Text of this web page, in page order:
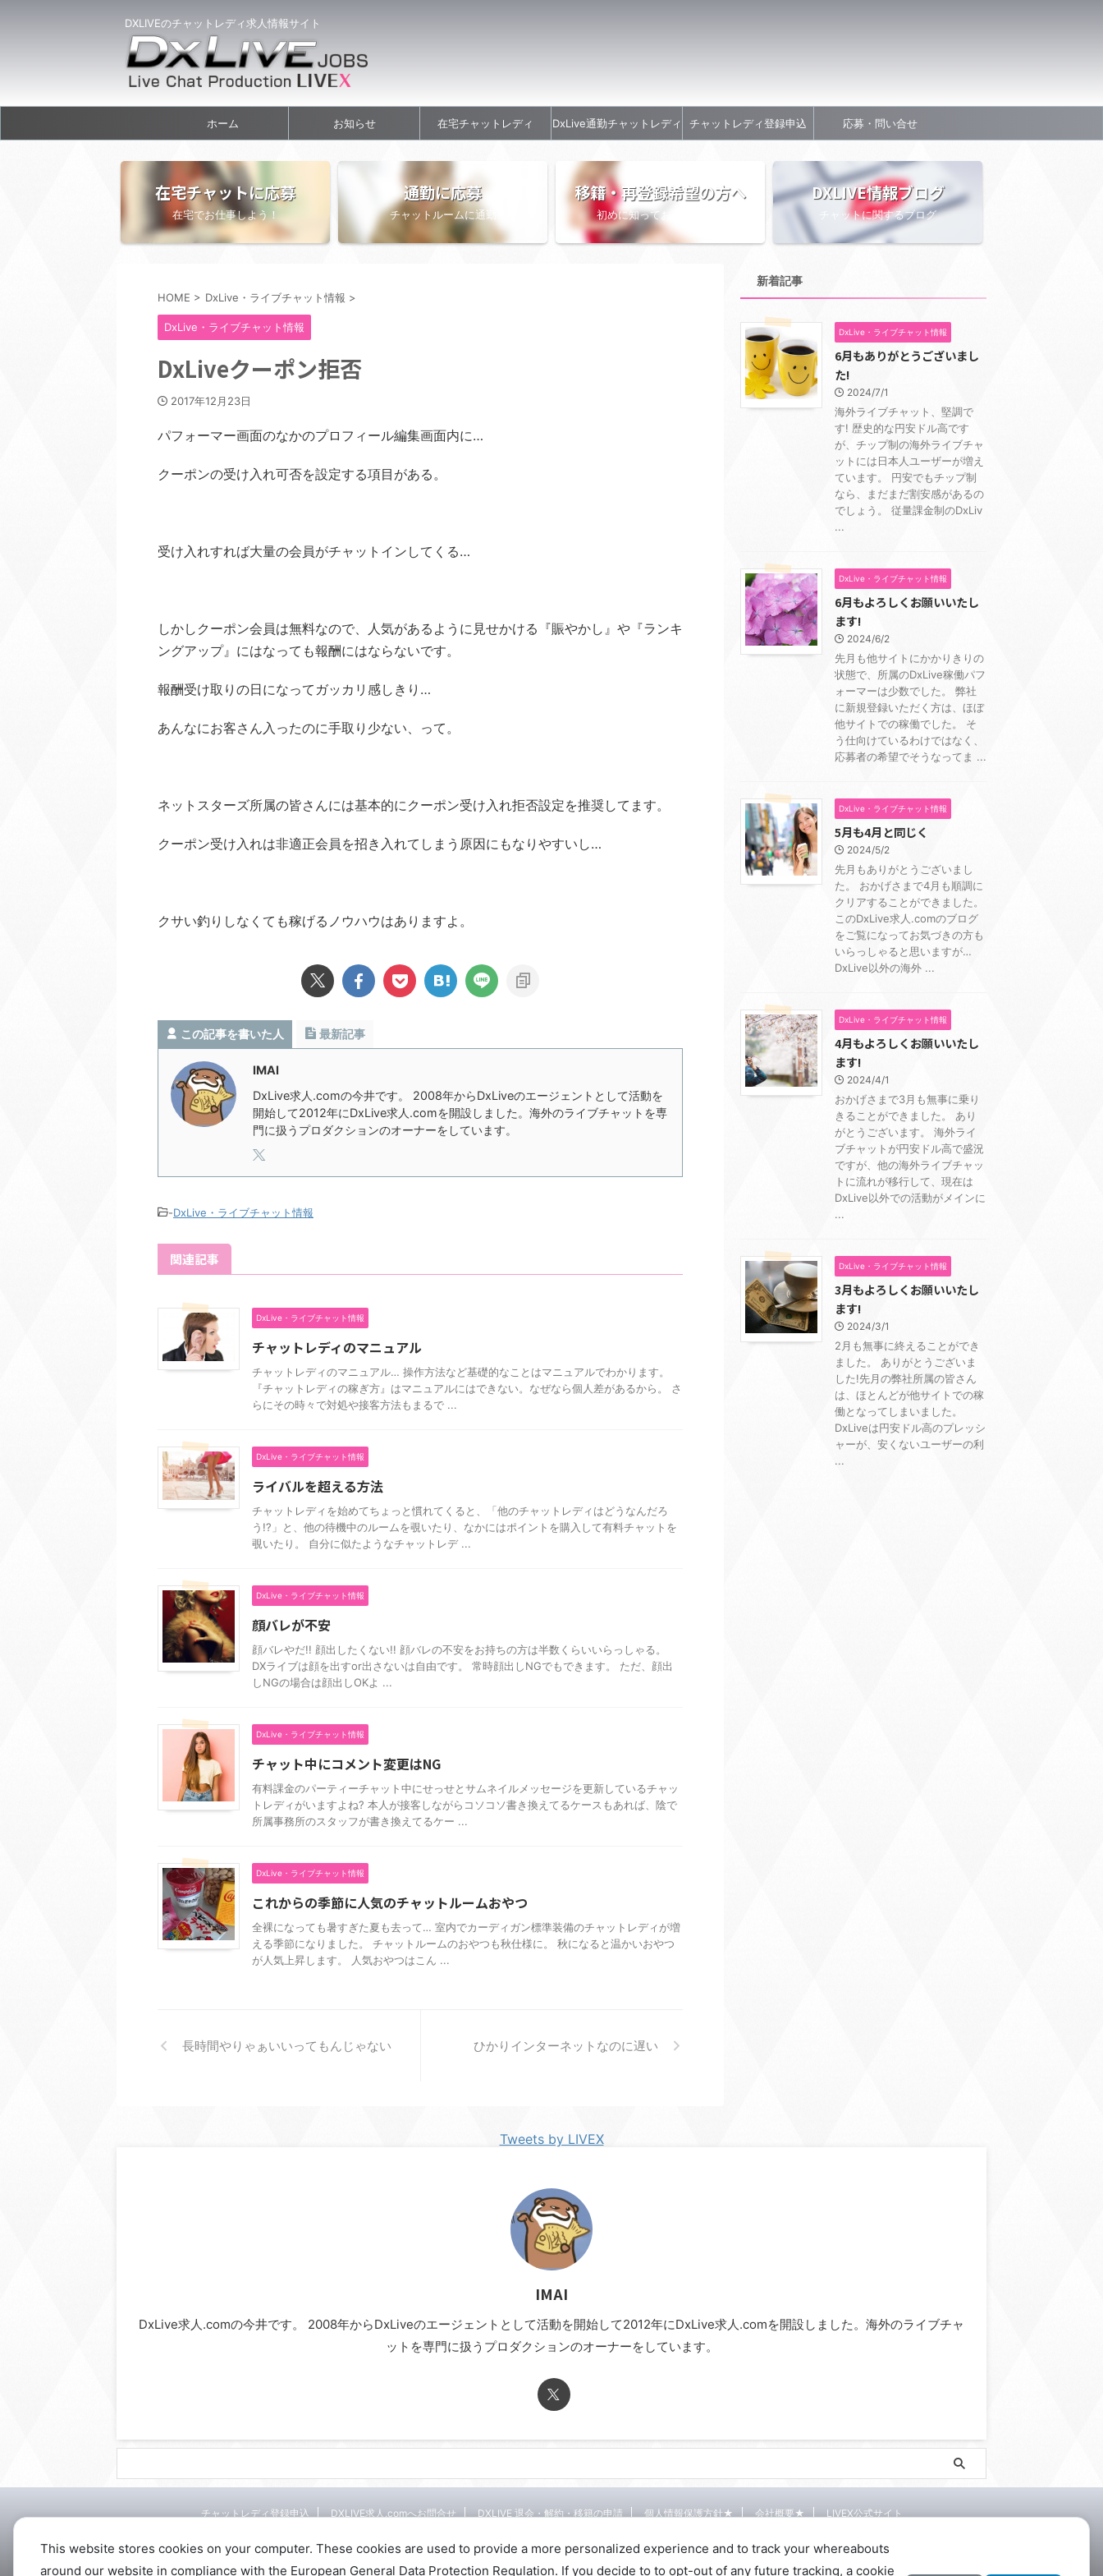
DXLIVEのチャットレディ求人情報サイト
ホーム お知らせ 在宅チャットレディ DxLive通勤チャットレディ チャットレディ登録申込 応募・問い合せ
在宅チャットに応募
在宅でお仕事しよう！
通勤に応募
チャットルームに通勤
移籍・再登録希望の方へ
初めに知っておきたい情報
DXLIVE情報ブログ
チャットに関するブログ
HOME > DxLive・ライブチャット情報 >
DxLive・ライブチャット情報
DxLiveクーポン拒否
2017年12月23日
パフォーマー画面のなかのプロフィール編集画面内に…
クーポンの受け入れ可否を設定する項目がある。
受け入れすれば大量の会員がチャットインしてくる…
しかしクーポン会員は無料なので、人気があるように見せかける『賑やかし』や『ランキ
ングアップ』にはなっても報酬にはならないです。
報酬受け取りの日になってガッカリ感しきり…
あんなにお客さん入ったのに手取り少ない、って。
ネットスターズ所属の皆さんには基本的にクーポン受け入れ拒否設定を推奨してます。
クーポン受け入れは非適正会員を招き入れてしまう原因にもなりやすいし…
クサい釣りしなくても稼げるノウハウはありますよ。
この記事を書いた人 最新記事
IMAI
DxLive求人.comの今井です。 2008年からDxLiveのエージェントとして活動を
開始して2012年にDxLive求人.comを開設しました。海外のライブチャットを専
門に扱うプロダクションのオーナーをしています。
-DxLive・ライブチャット情報
関連記事
DxLive・ライブチャット情報
チャットレディのマニュアル
チャットレディのマニュアル… 操作方法など基礎的なことはマニュアルでわかります。
『チャットレディの稼ぎ方』はマニュアルにはできない。なぜなら個人差があるから。 さ
らにその時々で対処や接客方法もまるで ...
DxLive・ライブチャット情報
ライバルを超える方法
チャットレディを始めてちょっと慣れてくると、「他のチャットレディはどうなんだろ
う!?」と、他の待機中のルームを覗いたり、なかにはポイントを購入して有料チャットを
覗いたり。 自分に似たようなチャットレデ ...
DxLive・ライブチャット情報
顔バレが不安
顔バレやだ!! 顔出したくない!! 顔バレの不安をお持ちの方は半数くらいいらっしゃる。
DXライブは顔を出すor出さないは自由です。 常時顔出しNGでもできます。 ただ、顔出
しNGの場合は顔出しOKよ ...
DxLive・ライブチャット情報
チャット中にコメント変更はNG
有料課金のパーティーチャット中にせっせとサムネイルメッセージを更新しているチャッ
トレディがいますよね? 本人が接客しながらコソコソ書き換えてるケースもあれば、陰で
所属事務所のスタッフが書き換えてるケー ...
DxLive・ライブチャット情報
これからの季節に人気のチャットルームおやつ
全裸になっても暑すぎた夏も去って… 室内でカーディガン標準装備のチャットレディが増
える季節になりました。 チャットルームのおやつも秋仕様に。 秋になると温かいおやつ
が人気上昇します。 人気おやつはこん ...
長時間やりゃぁいいってもんじゃない ひかりインターネットなのに遅い
新着記事
DxLive・ライブチャット情報
6月もありがとうございまし
た!
2024/7/1
海外ライブチャット、堅調で
す! 歴史的な円安ドル高です
が、チップ制の海外ライブチャ
ットには日本人ユーザーが増え
ています。 円安でもチップ制
なら、まだまだ割安感があるの
でしょう。 従量課金制のDxLiv
...
DxLive・ライブチャット情報
6月もよろしくお願いいたし
ます!
2024/6/2
先月も他サイトにかかりきりの
状態で、所属のDxLive稼働パフ
ォーマーは少数でした。 弊社
に新規登録いただく方は、ほぼ
他サイトでの稼働でした。 そ
う仕向けているわけではなく、
応募者の希望でそうなってま ...
DxLive・ライブチャット情報
5月も4月と同じく
2024/5/2
先月もありがとうございまし
た。 おかげさまで4月も順調に
クリアすることができました。
このDxLive求人.comのブログ
をご覧になってお気づきの方も
いらっしゃると思いますが…
DxLive以外の海外 ...
DxLive・ライブチャット情報
4月もよろしくお願いいたし
ます!
2024/4/1
おかげさまで3月も無事に乗り
きることができました。 あり
がとうございます。 海外ライ
ブチャットが円安ドル高で盛況
ですが、他の海外ライブチャッ
トに流れが移行して、現在は
DxLive以外での活動がメインに
...
DxLive・ライブチャット情報
3月もよろしくお願いいたし
ます!
2024/3/1
2月も無事に終えることができ
ました。 ありがとうございま
した!先月の弊社所属の皆さん
は、ほとんどが他サイトでの稼
働となってしまいました。
DxLiveは円安ドル高のプレッシ
ャーが、安くないユーザーの利
...
Tweets by LIVEX
IMAI
DxLive求人.comの今井です。 2008年からDxLiveのエージェントとして活動を開始して2012年にDxLive求人.comを開設しました。海外のライブチャ
ットを専門に扱うプロダクションのオーナーをしています。
チャットレディ登録申込 DXLIVE求人.comへお問合せ DXLIVE 退会・解約・移籍の申請 個人情報保護方針★ 会社概要★ LIVEX公式サイト
DXLIVEのチャットレディ求人情報サイト
This website stores cookies on your computer. These cookies are used to provide a more personalized experience and to track your whereabouts
around our website in compliance with the European General Data Protection Regulation. If you decide to to opt-out of any future tracking, a cookie